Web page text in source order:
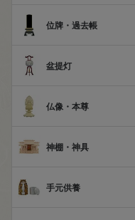
位牌・過去帳
盆提灯
仏像・本尊
神棚・神具
手元供養